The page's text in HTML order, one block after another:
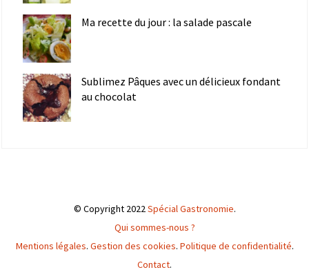
Ma recette du jour : la salade pascale
Sublimez Pâques avec un délicieux fondant
au chocolat
© Copyright 2022Spécial Gastronomie.
Qui sommes-nous ?
Mentions légales. Gestion des cookies. Politique de confidentialité.
Contact.